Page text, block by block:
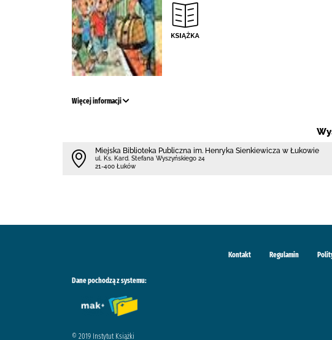
Więcej informacji
Miejska Biblioteka Publiczna im. Henryka Sienkiewicza w Łukowie
ul. Ks. Kard. Stefana Wyszyńskiego 24
21-400 Łuków
Kontakt Regulamin
Dane pochodzą z systemu:
© 2019 Instytut Książki